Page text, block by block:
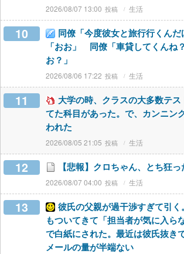
2026/08/07 13:00 生活
10
同僚「今度彼女と旅行行くん
「おお」 同僚「車貸してくん
お？」
2026/08/06 17:22 生活
11
大学の時、クラスの大多数テ
てた科目があった。で、カンニン
われた
2026/08/05 21:05 生活
12 【悲報】クロちゃん、とち狂
2026/08/07 04:00 生活
13
彼氏の父親が過干渉すぎて引
もついてきて「担当者が気に入ら
で白紙にされた。最近は彼氏抜き
メールの量が半端ない